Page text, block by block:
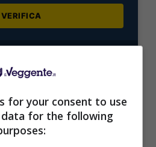
VERIFICA
LOTTOMATICA: 2050€
scommesse e sport
for your consent to use
for the following